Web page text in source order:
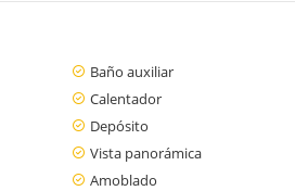
Baño auxiliar
Calentador
Depósito
Vista panorámica
Amoblado